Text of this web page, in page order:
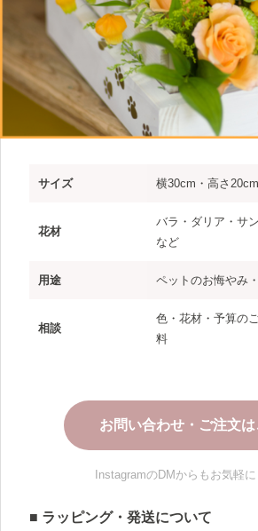
サイズ 横30cm・高さ20cm
花材
バラ・ダリア・サ
など
用途 ペットのお悔やみ
相談
色・花材・予算の
料
お問い合わせ・ご注文は
InstagramのDMからもお気軽に
■ ラッピング・発送について